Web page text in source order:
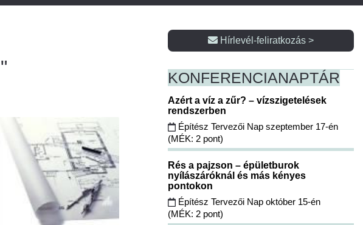
"
Hírlevél-feliratkozás >
KONFERENCIANAPTÁR
Azért a víz a zűr? – vízszigetelések
rendszerben
Építész Tervezői Nap szeptember 17-én
(MÉK: 2 pont)
Rés a pajzson – épületburok
nyílászáróknál és más kényes
pontokon
Építész Tervezői Nap október 15-én
(MÉK: 2 pont)